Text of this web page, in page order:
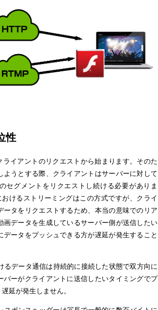
性
ライアントのリクエストから始まります。そのた
ようとする際、クライアントはサーバーに対して
セグメントをリクエストし続ける必要がありま
けるストリーミングはこの方式ですが、クライ
ータをリクエストするため、本当の意味でのリア
画データを生成しているサーバー側が送信したい
データをプッシュできる方が遅延が発生すること
るデータ通信は持続的に接続した状態で双方向に
バーがクライアントに送信したいタイミングでプ
延が発生しません。